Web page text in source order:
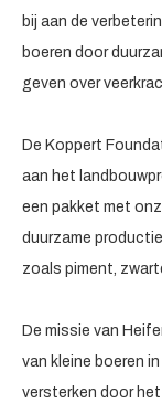
bij aan de
boeren door
geven over
De Koppert
aan het
een pakket met
duurzame
zoals piment,
De missie van
van kleine boeren
versterken door